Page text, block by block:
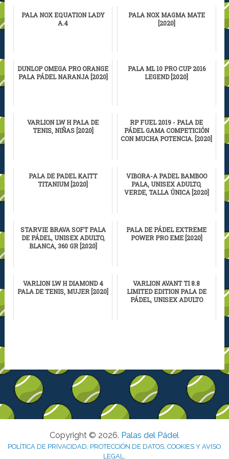
PALA NOX EQUATION LADY
A.4
PALA NOX MAGMA MATE
[2020]
DUNLOP OMEGA PRO ORANGE
PALA PÁDEL NARANJA [2020]
PALA ML 10 PRO CUP 2016
LEGEND [2020]
VARLION LW H PALA DE
TENIS, NIÑAS [2020]
RP FUEL 2019 - PALA DE
PÁDEL GAMA COMPETICIÓN
CON MUCHA POTENCIA. [2020]
PALA DE PADEL KAITT
TITANIUM [2020]
VIBORA-A PADEL BAMBOO
PALA, UNISEX ADULTO,
VERDE, TALLA ÚNICA [2020]
STARVIE BRAVA SOFT PALA
DE PÁDEL, UNISEX ADULTO,
BLANCA, 360 GR [2020]
PALA DE PÁDEL EXTREME
POWER PRO EME [2020]
VARLION LW H DIAMOND 4
PALA DE TENIS, MUJER [2020]
VARLION AVANT TI 8.8
LIMITED EDITION PALA DE
PÁDEL, UNISEX ADULTO
Copyright © 2026. Palas del Pádel
POLÍTICA DE PRIVACIDAD, PROTECCIÓN DE DATOS, COOKIES Y AVISO
LEGAL